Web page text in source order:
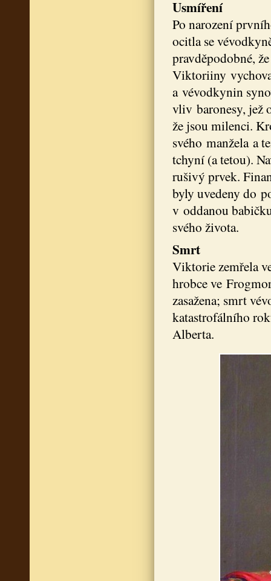
Usmíření
Po narození
ocitla se
pravděpodobné,
Viktoriiny
a vévodkynin
vliv baronesy, jež
že jsou milenci.
svého manžela a
tchyní (a tetou).
rušivý prvek.
byly uvedeny do
v oddanou
svého života.
Smrt
Viktorie zemřela
hrobce ve
zasažena; smrt
katastrofálního
Alberta.